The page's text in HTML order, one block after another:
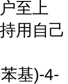
至上
用自己
基)-4-